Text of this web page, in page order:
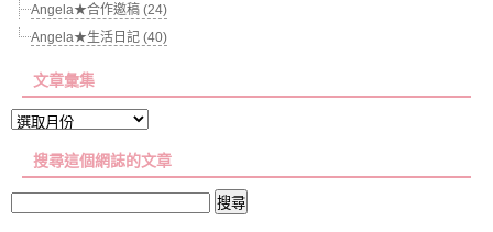
Angela★合作邀稿 (24)
Angela★生活日記 (40)
文章彙集
文
彙
搜尋這個網誌的文章